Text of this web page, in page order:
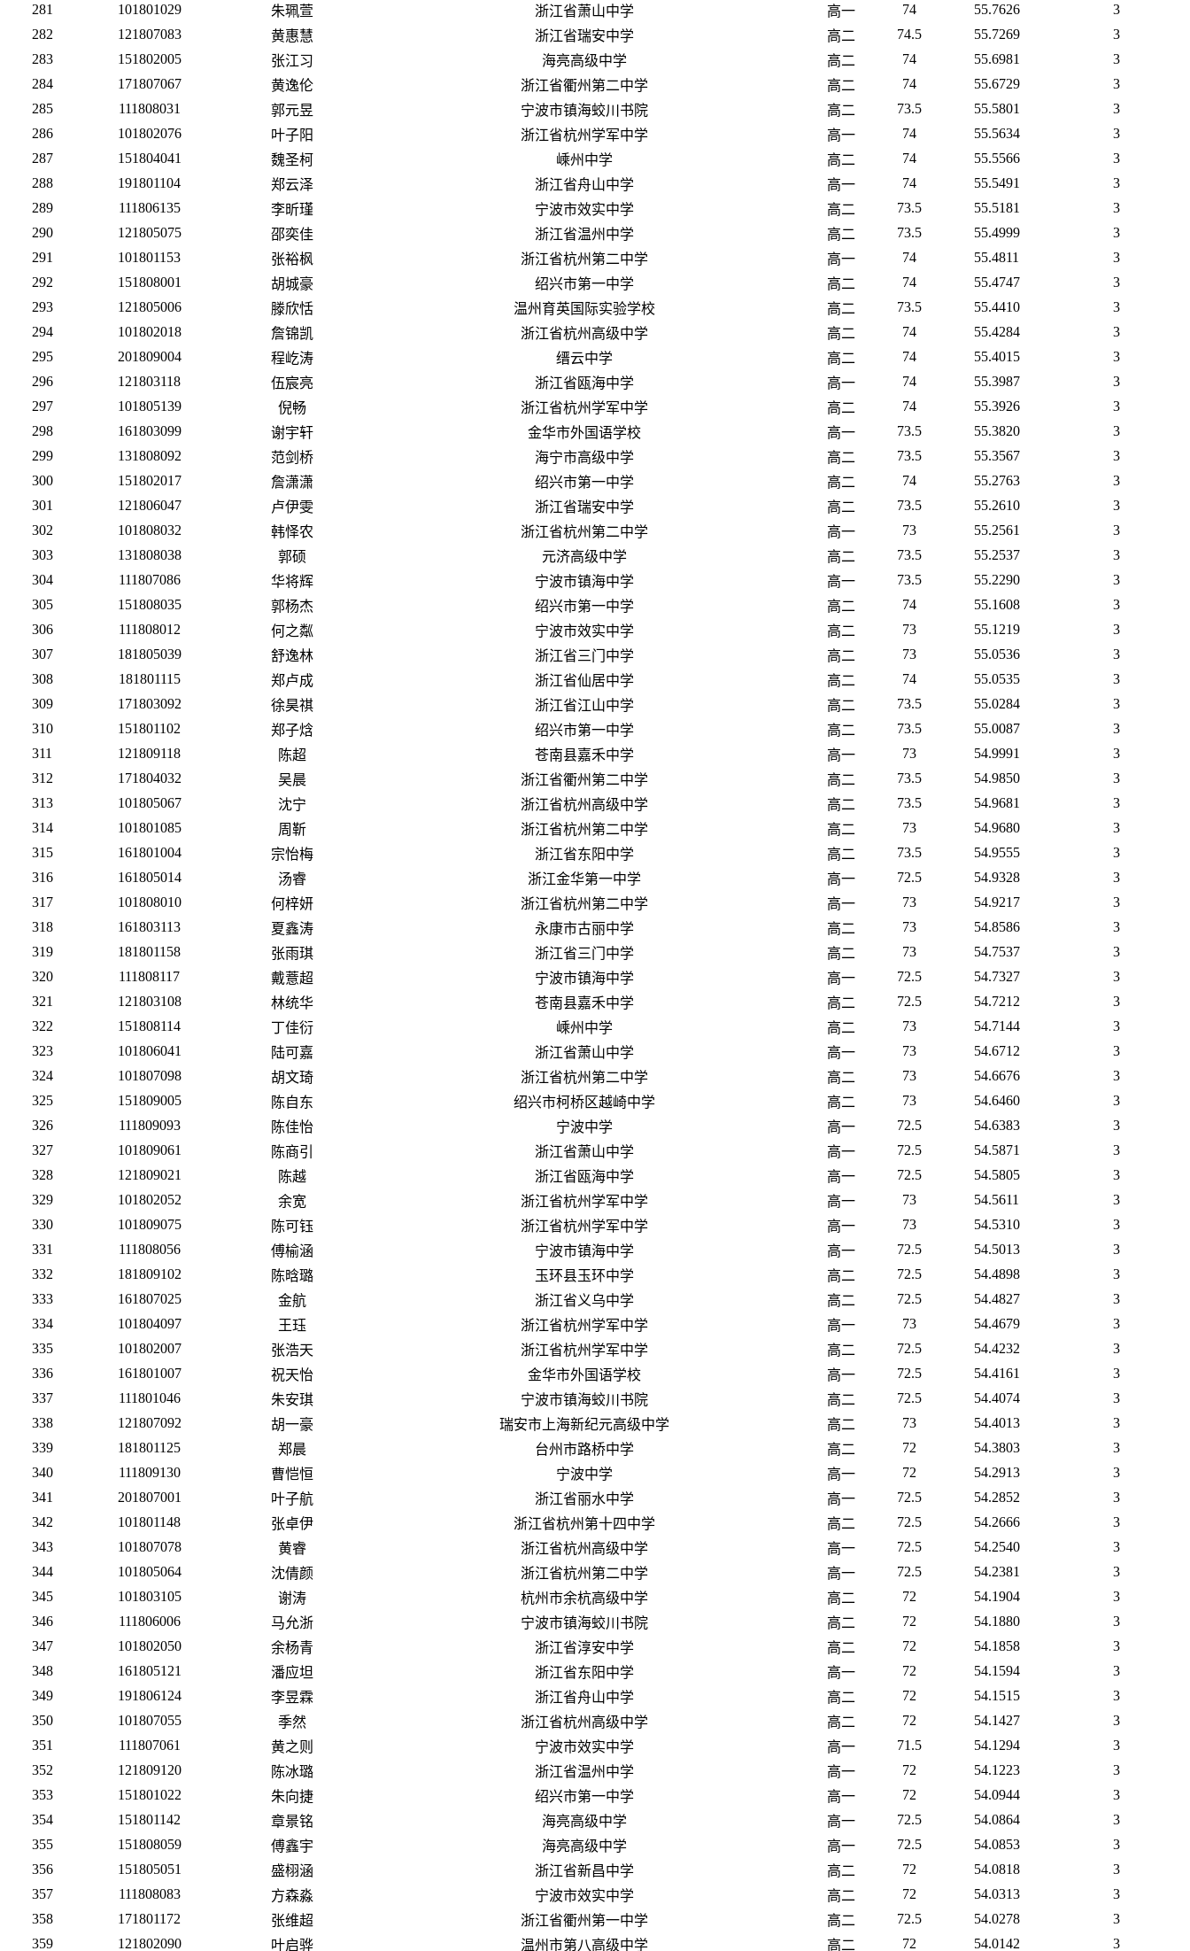
281
101801029 朱珮萱 浙江省萧山中学 高一 74 55.7626
3
282
121807083 黄惠慧 浙江省瑞安中学 高二 74.5 55.7269
3
283
151802005 张江习 海亮高级中学 高二 74 55.6981
3
284
171807067 黄逸伦 浙江省衢州第二中学 高二 74 55.6729
3
285
111808031 郭元昱 宁波市镇海蛟川书院 高二 73.5 55.5801
3
286
101802076 叶子阳 浙江省杭州学军中学 高一 74 55.5634
3
287
151804041 魏圣柯 嵊州中学 高二 74 55.5566
3
288
191801104 郑云泽 浙江省舟山中学 高一 74 55.5491
3
289
111806135 李昕瑾 宁波市效实中学 高二 73.5 55.5181
3
290
121805075 邵奕佳 浙江省温州中学 高二 73.5 55.4999
3
291
101801153 张裕枫 浙江省杭州第二中学 高一 74 55.4811
3
292
151808001 胡城豪 绍兴市第一中学 高二 74 55.4747
3
293
121805006 滕欣恬 温州育英国际实验学校 高二 73.5 55.4410
3
294
101802018 詹锦凯 浙江省杭州高级中学 高二 74 55.4284
3
295
201809004 程屹涛 缙云中学 高二 74 55.4015
3
296
121803118 伍宸亮 浙江省瓯海中学 高一 74 55.3987
3
297
101805139 倪畅 浙江省杭州学军中学 高二 74 55.3926
3
298
161803099 谢宇轩 金华市外国语学校 高一 73.5 55.3820
3
299
131808092 范剑桥 海宁市高级中学 高二 73.5 55.3567
3
300
151802017 詹潇潇 绍兴市第一中学 高二 74 55.2763
3
301
121806047 卢伊雯 浙江省瑞安中学 高二 73.5 55.2610
3
302
101808032 韩怿农 浙江省杭州第二中学 高一 73 55.2561
3
303
131808038 郭硕 元济高级中学 高二 73.5 55.2537
3
304
111807086 华将辉 宁波市镇海中学 高一 73.5 55.2290
3
305
151808035 郭杨杰 绍兴市第一中学 高二 74 55.1608
3
306
111808012 何之粼 宁波市效实中学 高二 73 55.1219
3
307
181805039 舒逸林 浙江省三门中学 高二 73 55.0536
3
308
181801115 郑卢成 浙江省仙居中学 高二 74 55.0535
3
309
171803092 徐昊祺 浙江省江山中学 高二 73.5 55.0284
3
310
151801102 郑子焓 绍兴市第一中学 高二 73.5 55.0087
3
311
121809118 陈超 苍南县嘉禾中学 高一 73 54.9991
3
312
171804032 吴晨 浙江省衢州第二中学 高二 73.5 54.9850
3
313
101805067 沈宁 浙江省杭州高级中学 高二 73.5 54.9681
3
314
101801085 周靳 浙江省杭州第二中学 高二 73 54.9680
3
315
161801004 宗怡梅 浙江省东阳中学 高二 73.5 54.9555
3
316
161805014 汤睿 浙江金华第一中学 高一 72.5 54.9328
3
317
101808010 何梓妍 浙江省杭州第二中学 高一 73 54.9217
3
318
161803113 夏鑫涛 永康市古丽中学 高二 73 54.8586
3
319
181801158 张雨琪 浙江省三门中学 高二 73 54.7537
3
320
111808117 戴薏超 宁波市镇海中学 高一 72.5 54.7327
3
321
121803108 林统华 苍南县嘉禾中学 高二 72.5 54.7212
3
322
151808114 丁佳衍 嵊州中学 高二 73 54.7144
3
323
101806041 陆可嘉 浙江省萧山中学 高一 73 54.6712
3
324
101807098 胡文琦 浙江省杭州第二中学 高二 73 54.6676
3
325
151809005 陈自东 绍兴市柯桥区越崎中学 高二 73 54.6460
3
326
111809093 陈佳怡 宁波中学 高一 72.5 54.6383
3
327
101809061 陈商引 浙江省萧山中学 高一 72.5 54.5871
3
328
121809021 陈越 浙江省瓯海中学 高一 72.5 54.5805
3
329
101802052 余宽 浙江省杭州学军中学 高一 73 54.5611
3
330
101809075 陈可钰 浙江省杭州学军中学 高一 73 54.5310
3
331
111808056 傅榆涵 宁波市镇海中学 高一 72.5 54.5013
3
332
181809102 陈晗璐 玉环县玉环中学 高二 72.5 54.4898
3
333
161807025 金航 浙江省义乌中学 高二 72.5 54.4827
3
334
101804097 王珏 浙江省杭州学军中学 高一 73 54.4679
3
335
101802007 张浩天 浙江省杭州学军中学 高二 72.5 54.4232
3
336
161801007 祝天怡 金华市外国语学校 高一 72.5 54.4161
3
337
111801046 朱安琪 宁波市镇海蛟川书院 高二 72.5 54.4074
3
338
121807092 胡一豪 瑞安市上海新纪元高级中学 高二 73 54.4013
3
339
181801125 郑晨 台州市路桥中学 高二 72 54.3803
3
340
111809130 曹恺恒 宁波中学 高一 72 54.2913
3
341
201807001 叶子航 浙江省丽水中学 高一 72.5 54.2852
3
342
101801148 张卓伊 浙江省杭州第十四中学 高二 72.5 54.2666
3
343
101807078 黄睿 浙江省杭州高级中学 高一 72.5 54.2540
3
344
101805064 沈倩颜 浙江省杭州第二中学 高一 72.5 54.2381
3
345
101803105 谢涛 杭州市余杭高级中学 高二 72 54.1904
3
346
111806006 马允浙 宁波市镇海蛟川书院 高二 72 54.1880
3
347
101802050 余杨青 浙江省淳安中学 高二 72 54.1858
3
348
161805121 潘应坦 浙江省东阳中学 高一 72 54.1594
3
349
191806124 李昱霖 浙江省舟山中学 高二 72 54.1515
3
350
101807055 季然 浙江省杭州高级中学 高二 72 54.1427
3
351
111807061 黄之则 宁波市效实中学 高一 71.5 54.1294
3
352
121809120 陈冰璐 浙江省温州中学 高一 72 54.1223
3
353
151801022 朱向捷 绍兴市第一中学 高一 72 54.0944
3
354
151801142 章景铭 海亮高级中学 高一 72.5 54.0864
3
355
151808059 傅鑫宇 海亮高级中学 高一 72.5 54.0853
3
356
151805051 盛栩涵 浙江省新昌中学 高二 72 54.0818
3
357
111808083 方森淼 宁波市效实中学 高二 72 54.0313
3
358
171801172 张维超 浙江省衢州第一中学 高二 72.5 54.0278
3
359
121802090 叶启骅 温州市第八高级中学 高二 72 54.0142 3